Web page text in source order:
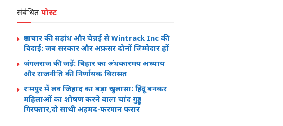
संबंधितपोस्ट
भ्रष्टाचार की सड़ांध और चेन्नई से Wintrack Inc की
विदाई: जब सरकार और अफ़सर दोनों जिम्मेदार हों
जंगलराज की जड़ें: बिहार का अंधकारमय अध्याय
और राजनीति की निर्णायक विरासत
रामपुर में लव जिहाद का बड़ा खुलासा: हिंदू बनकर
महिलाओं का शोषण करने वाला चांद गुड्डू
गिरफ्तार,दो साथी अहमद-फरमान फरार